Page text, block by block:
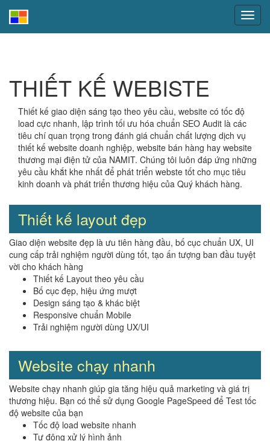
THIẾT KẾ WEBISTE
Thiết kế giao diện sáng tạo theo yêu cầu, website có tốc độ
load cực nhanh, lập trình tối ưu hóa chuẩn SEO Audit là các
tiêu chí quan trọng trong đánh giá chuẩn chất lượng dịch vụ
thiết kế website doanh nghiệp, website bán hàng hay website
thương mại điện tử của NAMIT. Chúng tôi luôn đáp ứng những
yêu cầu khắt khe nhất để phát triển webste tốt cho mục tiêu
kinh doanh và phát triển thương hiệu của Quý khách hàng.
Thiết kế layout đẹp
Giao diện website đẹp là ưu tiên hàng đầu, bố cục chuẩn UX, UI
cung cấp trải nghiệm người dùng tốt, tạo ấn tượng ban đầu tuyệt
vời cho khách hàng
Thiết kế Layout theo yêu cầu
Bố cục đẹp, hiệu ứng mượt
Design sáng tạo & khác biệt
Responsive chuẩn Mobile
Trải nghiệm người dùng UX/UI
Website chạy nhanh
Website chạy nhanh giúp gia tăng hiệu quả marketing và giá trị
thương hiệu. Bạn có thể sử dụng Google PageSpeed để Test tốc
độ website của bạn
Tốc độ load website nhanh
Tự động xử lý hình ảnh